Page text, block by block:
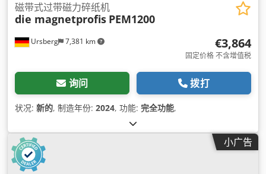
Ursberg 7,381 km
磁带式过带磁力碎纸机
die magnetprofis PEM1200
€3,864
固定价格 不含增值税
询问 拨打
状况: 新的, 制造年份: 2024, 功能: 完全功能,
小广告